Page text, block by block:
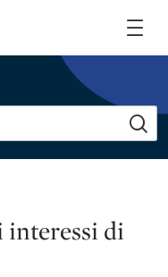
interessi di